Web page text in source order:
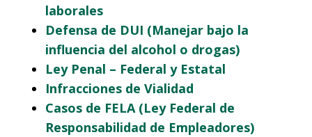
laborales
Defensa de DUI (Manejar bajo la
influencia del alcohol o drogas)
Ley Penal – Federal y Estatal
Infracciones de Vialidad
Casos de FELA (Ley Federal de
Responsabilidad de Empleadores)